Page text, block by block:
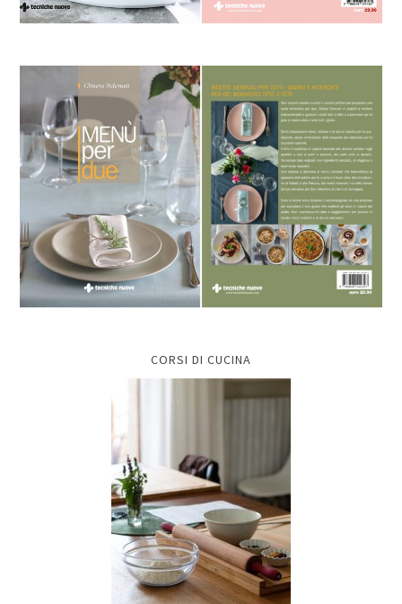
CORSI DI CUCINA